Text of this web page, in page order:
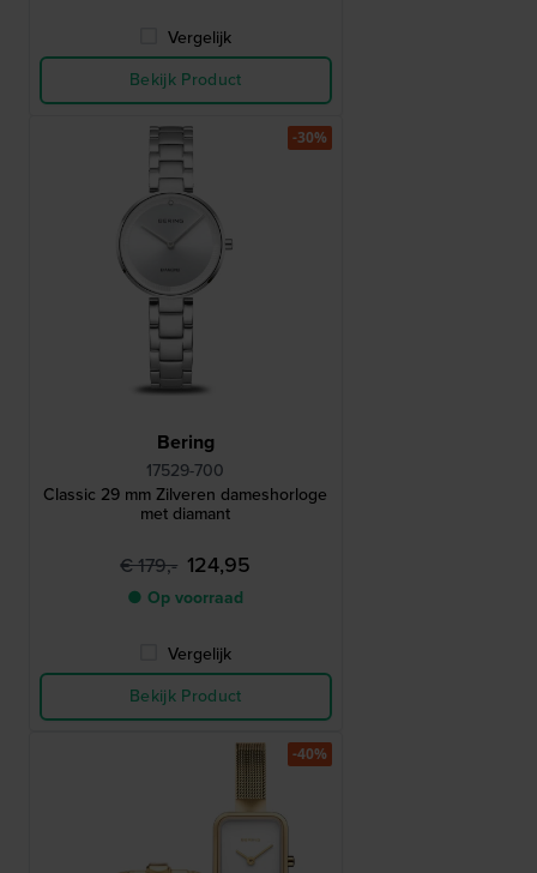
Vergelijk
Bekijk Product
Bering
17529-700
Classic 29 mm Zilveren dameshorloge
met diamant
€ 179,- 124,95
● Op voorraad
Vergelijk
Bekijk Product
-30%
-40%